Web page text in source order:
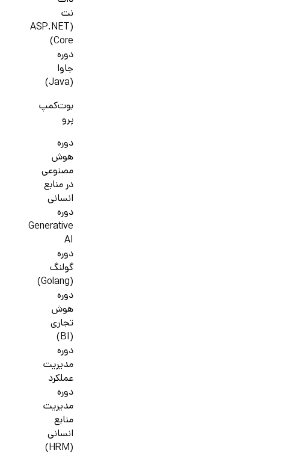
نت
(ASP.NET
Core)
دوره
جاوا
(Java)
بوت‌کمپ
پرو
دوره
هوش
مصنوعی
در منابع
انسانی
دوره
Generative
AI
دوره
گولنگ
(Golang)
دوره
هوش
تجاری
(BI)
دوره
مدیریت
عملکرد
دوره
مدیریت
منابع
انسانی
(HRM)